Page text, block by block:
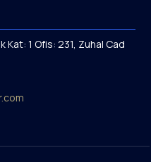
Kat: 1 Ofis: 231, Zuhal Cad